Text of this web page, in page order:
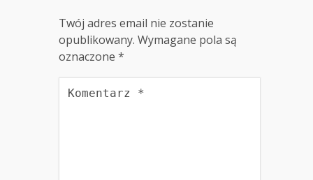
Twój adres email nie zostanie
opublikowany. Wymagane pola są
oznaczone *